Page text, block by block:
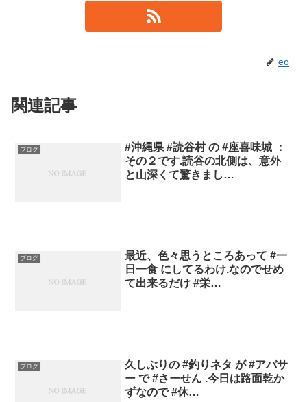
eo
関連記事
ブログ
#沖縄県 #読谷村 の #座喜味城 ：
その２です.読谷の北側は、意外
と山深くて驚きまし…
ブログ
最近、色々思うところあって #一
日一食 にしてるわけ.なのでせめ
て出来るだけ #栄…
ブログ
久しぶりの #釣りネタ が #アバサ
ー で #さーせん .今日は路面乾か
ずなので #休…